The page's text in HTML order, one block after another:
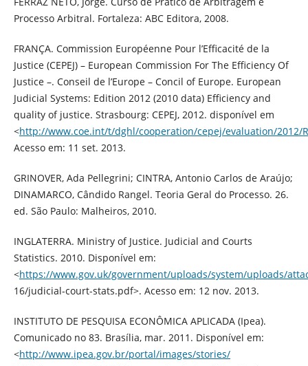
Processo Arbitral. Fortaleza: ABC Editora, 2008.
FRANÇA. Commission Européenne Pour l’Efficacité de la
Justice (CEPEJ) – European Commission For The Efficiency Of
Justice –. Conseil de l’Europe – Concil of Europe. European
Judicial Systems: Edition 2012 (2010 data) Efficiency and
quality of justice. Strasbourg: CEPEJ, 2012. disponível em
<http://www.coe.int/t/dghl/cooperation/cepej/evaluation/2012/
Acesso em: 11 set. 2013.
GRINOVER, Ada Pellegrini; CINTRA, Antonio Carlos de Araújo;
DINAMARCO, Cândido Rangel. Teoria Geral do Processo. 26.
ed. São Paulo: Malheiros, 2010.
INGLATERRA. Ministry of Justice. Judicial and Courts
Statistics. 2010. Disponível em:
<https://www.gov.uk/government/uploads/system/uploads/
16/judicial-court-stats.pdf>. Acesso em: 12 nov. 2013.
INSTITUTO DE PESQUISA ECONÔMICA APLICADA (Ipea).
Comunicado no 83. Brasília, mar. 2011. Disponível em:
<http://www.ipea.gov.br/portal/images/stories/